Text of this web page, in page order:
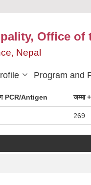
Office of
Nepal
Program and
PCR/Antigen जम्मा
269